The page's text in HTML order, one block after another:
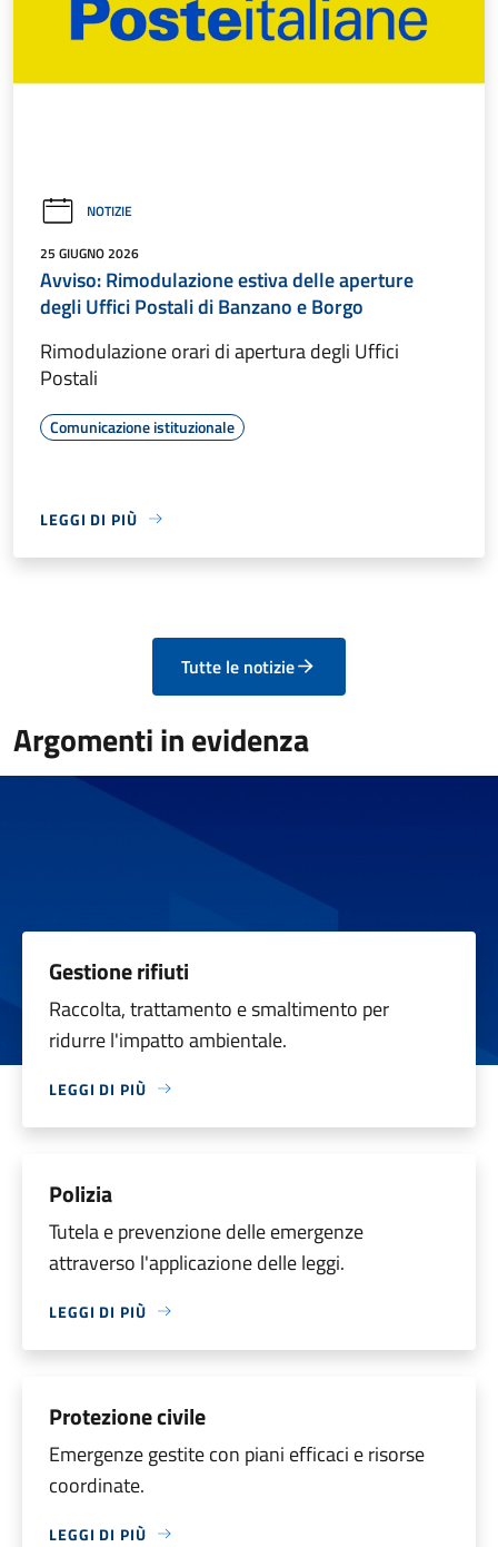
NOTIZIE
25 GIUGNO 2026
Avviso: Rimodulazione estiva delle aperture
degli Uffici Postali di Banzano e Borgo
Rimodulazione orari di apertura degli Uffici
Postali
Comunicazione istituzionale
LEGGI DI PIÙ
Tutte le notizie
Argomenti in evidenza
Gestione rifiuti
Raccolta, trattamento e smaltimento per
ridurre l'impatto ambientale.
LEGGI DI PIÙ
Polizia
Tutela e prevenzione delle emergenze
attraverso l'applicazione delle leggi.
LEGGI DI PIÙ
Protezione civile
Emergenze gestite con piani efficaci e risorse
coordinate.
LEGGI DI PIÙ